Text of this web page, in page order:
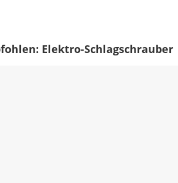
Elektro-Schlagschrauber